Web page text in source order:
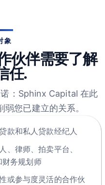
象
伙伴需要了解
任.
：Sphinx Capital 在此
您已建立的关系。
款和私人贷款经纪人
、律师、拍卖平台、
财务规划师
或参与度灵活的合作伙